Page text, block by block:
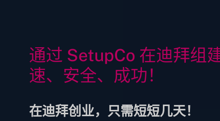
通过 SetupCo 在迪拜组
速、安全、成功！
在迪拜创业，只需短短几天！